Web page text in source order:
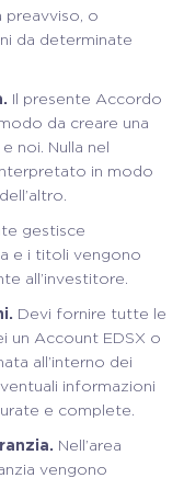
preavviso, o
da determinate
Il presente Accordo
da creare una
noi. Nulla nel
in modo
gestisce
e i titoli vengono
all’investitore.
Devi fornire tutte le
un Account EDSX o
all’interno dei
informazioni
e complete.
Nell’area
vengono